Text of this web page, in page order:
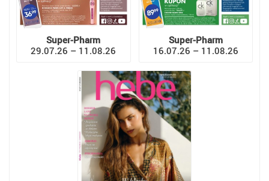
Super-Pharm
29.07.26 – 11.08.26
Super-Pharm
16.07.26 – 11.08.26